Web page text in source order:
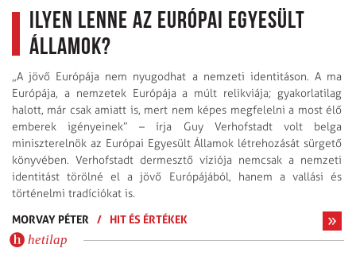
Ilyen lenne az Európai Egyesült
Államok?
„A jövő Európája nem nyugodhat a nemzeti identitáson. A ma
Európája, a nemzetek Európája a múlt relikviája; gyakorlatilag
halott, már csak amiatt is, mert nem képes megfelelni a most élő
emberek igényeinek” – írja Guy Verhofstadt volt belga
miniszterelnök az Európai Egyesült Államok létrehozását sürgető
könyvében. Verhofstadt dermesztő víziója nemcsak a nemzeti
identitást törölné el a jövő Európájából, hanem a vallási és
történelmi tradíciókat is.
MORVAY PÉTER
/ HIT ÉS ÉRTÉKEK
hetilap